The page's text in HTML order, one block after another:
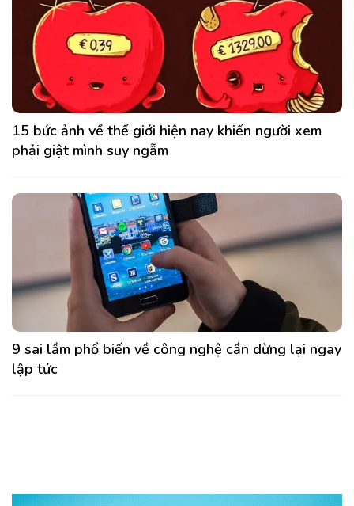
15 bức ảnh về thế giới hiện nay khiến người xem
phải giật mình suy ngẫm
9 sai lầm phổ biến về công nghệ cần dừng lại ngay
lập tức